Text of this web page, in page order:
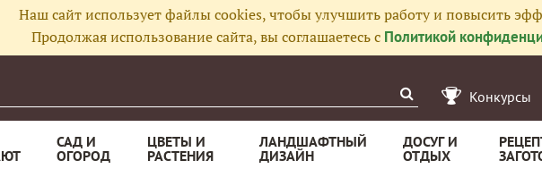
Наш сайт использует файлы cookies, чтобы улучшить работу и повысить
Продолжая использование сайта, вы соглашаетесь с Политикой
Конкурсы
САД И
ОГОРОД
ЦВЕТЫ И
РАСТЕНИЯ
ЛАНДШАФТНЫЙ
ДИЗАЙН
ДОСУГ И
ОТДЫХ